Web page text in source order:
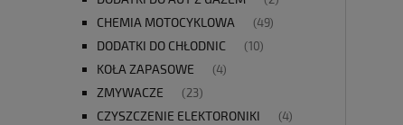
CHEMIA MOTOCYKLOWA (49)
DODATKI DO CHŁODNIC (10)
KOŁA ZAPASOWE (4)
ZMYWACZE (23)
CZYSZCZENIE ELEKTORONIKI (4)